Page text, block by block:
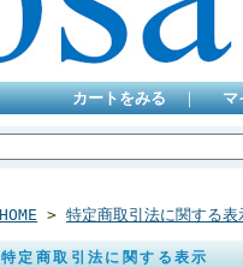
カートをみる ｜ マ
HOME > 特定商取引法に関する表
特定商取引法に関する表示